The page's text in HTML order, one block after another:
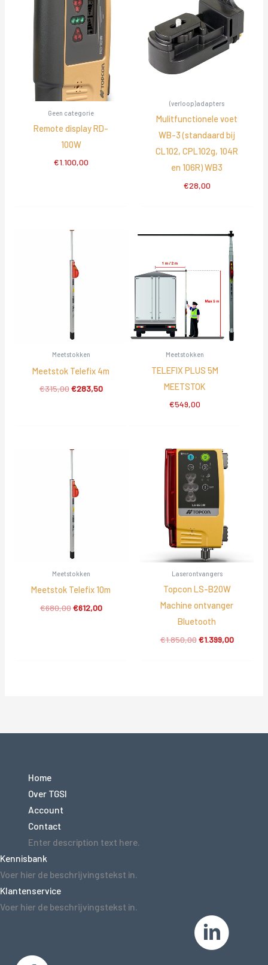
Geen categorie
Remote display RD-
100W
€1.100,00
(verloop)adapters
Mulitfunctionele voet
WB-3 (standaard bij
CL102, CPL102g, 104R
en 106R) WB3
€28,00
Meetstokken
Meetstok Telefix 4m
€315,00Oorspronkelijke
€283,50Huidige
Meetstokken
TELEFIX PLUS 5M
MEETSTOK
€549,00
Meetstokken
Meetstok Telefix 10m
€680,00Oorspronkelijke
€612,00Huidige
Laserontvangers
Topcon LS-B20W
Machine ontvanger
Bluetooth
€1.850,00 Oorspronkelijke
€1.399,00Huidige
Home
Over TGSI
Account
Contact
Enter description text here.
Kennisbank
Voer hier de beschrijvingstekst in.
Klantenservice
Voer hier de beschrijvingstekst in.